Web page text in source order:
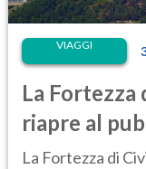
VIAGGI
La
riapre al
anche di
La Fortezza di